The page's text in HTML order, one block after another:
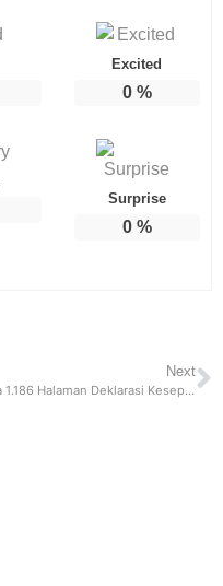
Excited
0%
Surprise
0%
Next
Ada 1.186 Halaman Deklarasi Kesepakatan KTT G20 di Bali Kemarin, Ini Isinya